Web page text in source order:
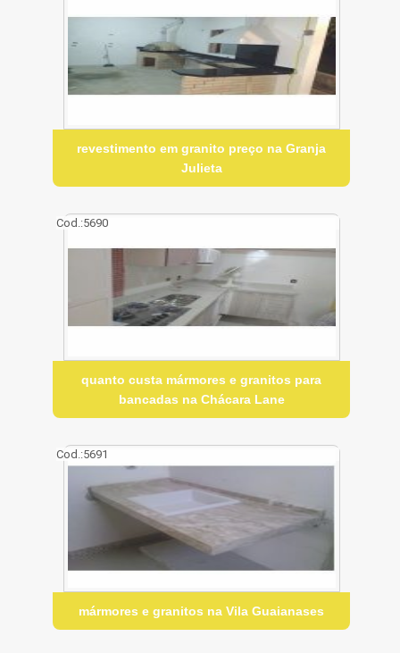
revestimento em granito preço na Granja
Julieta
Cod.:5690
quanto custa mármores e granitos para
bancadas na Chácara Lane
Cod.:5691
mármores e granitos na Vila Guaianases